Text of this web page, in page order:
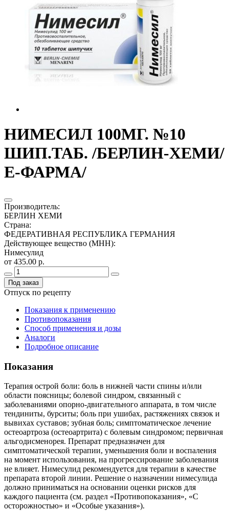
НИМЕСИЛ 100МГ. №10
ШИП.ТАБ. /БЕРЛИН-ХЕМИ/
Е-ФАРМА/
Производитель:
БЕРЛИН ХЕМИ
Страна:
ФЕДЕРАТИВНАЯ РЕСПУБЛИКА ГЕРМАНИЯ
Действующее вещество (МНН):
Нимесулид
от 435.00 р.
Под заказ
Отпуск по рецепту
Показания к применению
Противопоказания
Способ применения и дозы
Аналоги
Подробное описание
Показания
Терапия острой боли: боль в нижней части спины и/или
области поясницы; болевой синдром, связанный с
заболеваниями опорно-двигательного аппарата, в том числе
тендиниты, бурситы; боль при ушибах, растяжениях связок и
вывихах суставов; зубная боль; симптоматическое лечение
остеоартроза (остеоартрита) с болевым синдромом; первичная
альгодисменорея. Препарат предназначен для
симптоматической терапии, уменьшения боли и воспаления
на момент использования, на прогрессирование заболевания
не влияет. Нимесулид рекомендуется для терапии в качестве
препарата второй линии. Решение о назначении нимесулида
должно приниматься на основании оценки рисков для
каждого пациента (см. раздел «Противопоказания», «С
осторожностью» и «Особые указания»).